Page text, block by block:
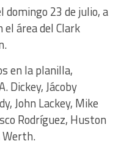
domingo 23 de julio, a
área del Clark
en la planilla,
Dickey, Jácoby
John Lackey, Mike
Rodríguez, Huston
Werth.